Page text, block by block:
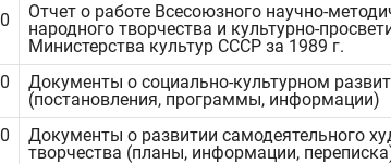
Отчет о работе Всесоюзного научно-
народного творчества и культурно-
Министерства культур СССР за 1989 г.
Документы о социально-культурном
(постановления, программы, информации)
Документы о развитии самодеятельного
творчества (планы, информации,